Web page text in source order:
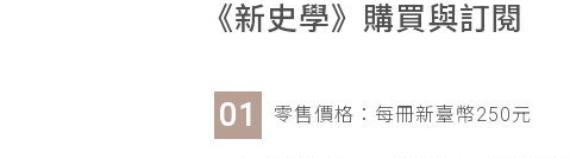
《新史學》購買與訂閱
零售價格：每冊新臺幣250元